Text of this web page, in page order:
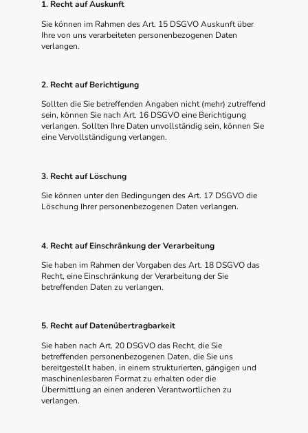
1. Recht auf Auskunft
Sie können im Rahmen des Art. 15 DSGVO Auskunft über
Ihre von uns verarbeiteten personenbezogenen Daten
verlangen.
2. Recht auf Berichtigung
Sollten die Sie betreffenden Angaben nicht (mehr) zutreffend
sein, können Sie nach Art. 16 DSGVO eine Berichtigung
verlangen. Sollten Ihre Daten unvollständig sein, können Sie
eine Vervollständigung verlangen.
3. Recht auf Löschung
Sie können unter den Bedingungen des Art. 17 DSGVO die
Löschung Ihrer personenbezogenen Daten verlangen.
4. Recht auf Einschränkung der Verarbeitung
Sie haben im Rahmen der Vorgaben des Art. 18 DSGVO das
Recht, eine Einschränkung der Verarbeitung der Sie
betreffenden Daten zu verlangen.
5. Recht auf Datenübertragbarkeit
Sie haben nach Art. 20 DSGVO das Recht, die Sie
betreffenden personenbezogenen Daten, die Sie uns
bereitgestellt haben, in einem strukturierten, gängigen und
maschinenlesbaren Format zu erhalten oder die
Übermittlung an einen anderen Verantwortlichen zu
verlangen.